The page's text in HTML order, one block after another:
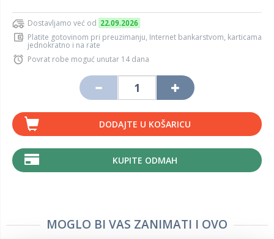
Dostavljamo već od 22.09.2026
Platite gotovinom pri preuzimanju, Internet bankarstvom, karticama
jednokratno i na rate
Povrat robe moguć unutar 14 dana
DODAJTE U KOŠARICU
KUPITE ODMAH
MOGLO BI VAS ZANIMATI I OVO